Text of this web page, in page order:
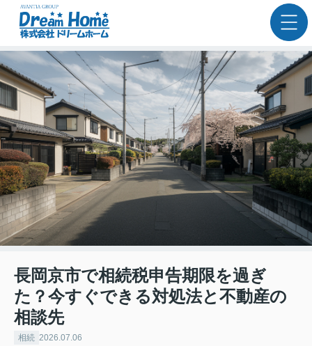
長岡京市で相続税申告期限を過ぎ
た？今すぐできる対処法と不動産の
相談先
相続 2026.07.06